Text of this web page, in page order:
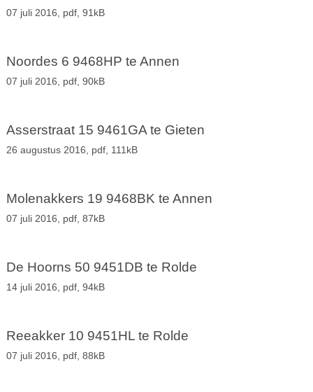
07 juli 2016, pdf, 91kB
Noordes 6 9468HP te Annen
07 juli 2016, pdf, 90kB
Asserstraat 15 9461GA te Gieten
26 augustus 2016, pdf, 111kB
Molenakkers 19 9468BK te Annen
07 juli 2016, pdf, 87kB
De Hoorns 50 9451DB te Rolde
14 juli 2016, pdf, 94kB
Reeakker 10 9451HL te Rolde
07 juli 2016, pdf, 88kB